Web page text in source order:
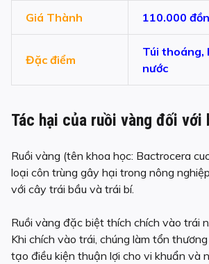
Giá Thành 110.000
Đặc điểm
Túi thoáng,
nước
Tác hại của ruồi vàng đối với
Ruồi vàng (tên khoa học: Bactrocera
loại côn trùng gây hại trong nông
với cây trái bầu và trái bí.
Ruồi vàng đặc biệt thích chích vào trái
Khi chích vào trái, chúng làm tổn
tạo điều kiện thuận lợi cho vi khuẩn và